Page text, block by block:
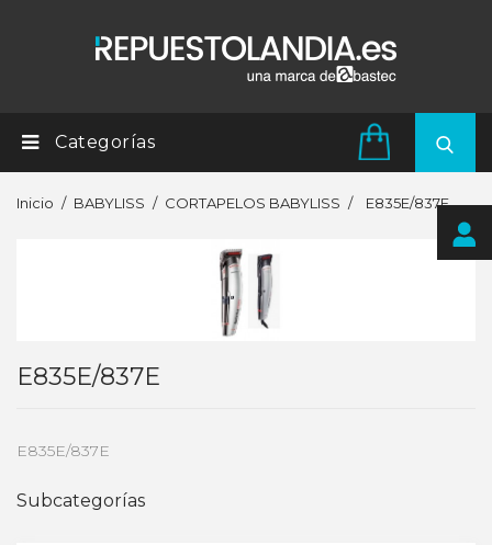
Categorías
Inicio BABYLISS CORTAPELOS BABYLISS E835E/837E
E835E/837E
E835E/837E
Subcategorías